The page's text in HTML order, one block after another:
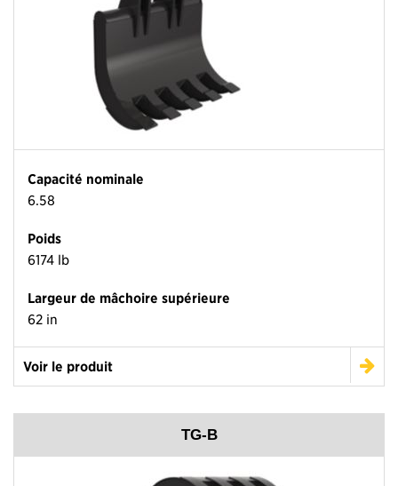
Capacité nominale
6.58
Poids
6174 lb
Largeur de mâchoire supérieure
62 in
Voir le produit
TG-B